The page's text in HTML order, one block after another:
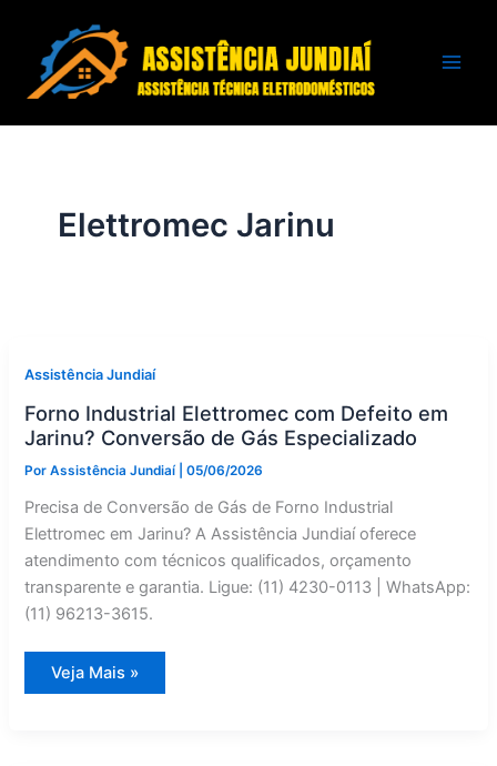
conteúdo
Elettromec Jarinu
Assistência Jundiaí
Forno Industrial Elettromec com Defeito em
Jarinu? Conversão de Gás Especializado
PorAssistência Jundiaí |05/06/2026
Precisa de Conversão de Gás de Forno Industrial
Elettromec em Jarinu? A Assistência Jundiaí oferece
atendimento com técnicos qualificados, orçamento
transparente e garantia. Ligue: (11) 4230-0113 | WhatsApp:
(11) 96213-3615.
Forno
Industrial
Veja Mais »